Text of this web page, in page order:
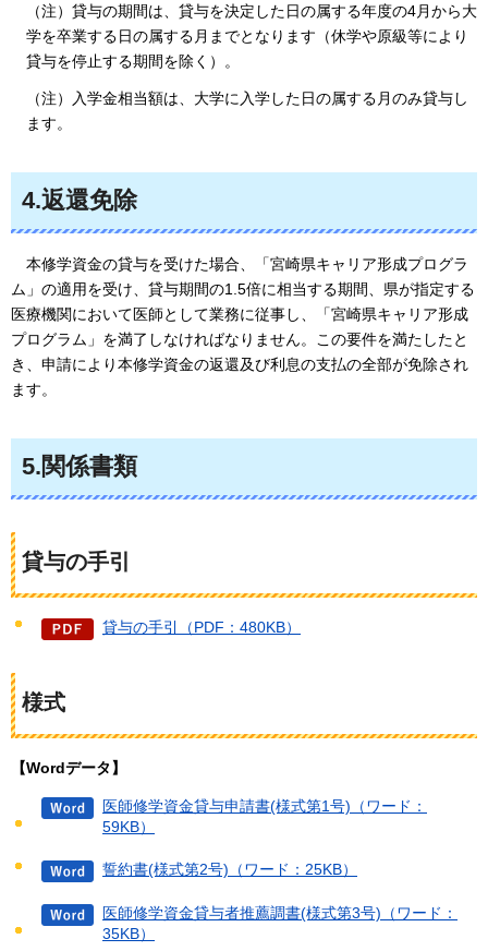
（注）貸与の期間は、貸与を決定した日の属する年度の4月から大
学を卒業する日の属する月までとなります（休学や原級等により
貸与を停止する期間を除く）。
（注）入学金相当額は、大学に入学した日の属する月のみ貸与し
ます。
4.返還免除
本修学資金の貸与を受けた場合、「宮崎県キャリア形成プログラ
ム」の適用を受け、貸与期間の1.5倍に相当する期間、県が指定する
医療機関において医師として業務に従事し、「宮崎県キャリア形成
プログラム」を満了しなければなりません。この要件を満たしたと
き、申請により本修学資金の返還及び利息の支払の全部が免除され
ます。
5.関係書類
貸与の手引
貸与の手引（PDF：480KB）
様式
【Wordデータ】
医師修学資金貸与申請書(様式第1号)（ワード：
59KB）
誓約書(様式第2号)（ワード：25KB）
医師修学資金貸与者推薦調書(様式第3号)（ワード：
35KB）